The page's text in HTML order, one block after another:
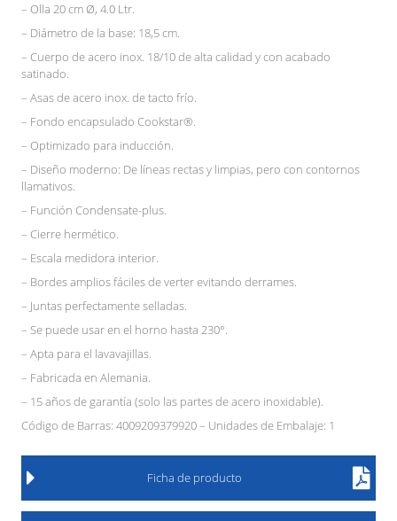
– Olla 20 cm Ø, 4.0 Ltr.
– Diámetro de la base: 18,5 cm.
– Cuerpo de acero inox. 18/10 de alta calidad y con acabado
satinado.
– Asas de acero inox. de tacto frío.
– Fondo encapsulado Cookstar®.
– Optimizado para inducción.
– Diseño moderno: De líneas rectas y limpias, pero con contornos
llamativos.
– Función Condensate-plus.
– Cierre hermético.
– Escala medidora interior.
– Bordes amplios fáciles de verter evitando derrames.
– Juntas perfectamente selladas.
– Se puede usar en el horno hasta 230°.
– Apta para el lavavajillas.
– Fabricada en Alemania.
– 15 años de garantía (solo las partes de acero inoxidable).
Código de Barras: 4009209379920 – Unidades de Embalaje: 1
Ficha de producto